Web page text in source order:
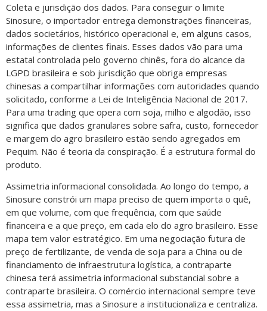
Coleta e jurisdição dos dados. Para conseguir o limite
Sinosure, o importador entrega demonstrações financeiras,
dados societários, histórico operacional e, em alguns casos,
informações de clientes finais. Esses dados vão para uma
estatal controlada pelo governo chinês, fora do alcance da
LGPD brasileira e sob jurisdição que obriga empresas
chinesas a compartilhar informações com autoridades quando
solicitado, conforme a Lei de Inteligência Nacional de 2017.
Para uma trading que opera com soja, milho e algodão, isso
significa que dados granulares sobre safra, custo, fornecedor
e margem do agro brasileiro estão sendo agregados em
Pequim. Não é teoria da conspiração. É a estrutura formal do
produto.
Assimetria informacional consolidada. Ao longo do tempo, a
Sinosure constrói um mapa preciso de quem importa o quê,
em que volume, com que frequência, com que saúde
financeira e a que preço, em cada elo do agro brasileiro. Esse
mapa tem valor estratégico. Em uma negociação futura de
preço de fertilizante, de venda de soja para a China ou de
financiamento de infraestrutura logística, a contraparte
chinesa terá assimetria informacional substancial sobre a
contraparte brasileira. O comércio internacional sempre teve
essa assimetria, mas a Sinosure a institucionaliza e centraliza.